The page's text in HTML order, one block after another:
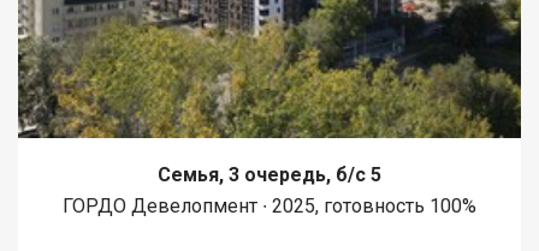
Семья, 3 очередь, б/с 5
ГОРДО Девелопмент ∙ 2025, готовность 100%